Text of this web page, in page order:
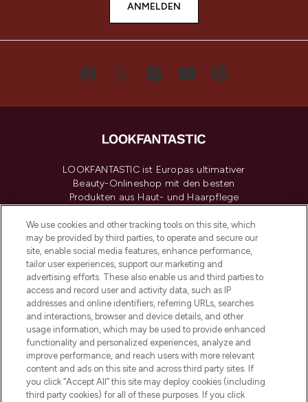
ANMELDEN
LOOKFANTASTIC ist Europas ultimativer
Beauty-Onlineshop mit den besten
Produkten aus Haut- und Haarpflege
renommierten Marken. Shoppe online
oder über die App mit kostenloser
Lieferung ab einem Einkaufswert von 30€.
Cookie-Einwilligung
Do Not Sell or Share My Personal
Information
HILFE & INFORMATION
IMPRESSUM
We use cookies and other tracking tools on this site, which
may be provided by third parties, to operate and secure our
site, enable social media features, enhance performance,
tailor user experiences, support our marketing and
advertising efforts. These also enable us and third parties to
access and record user and activity data, such as IP
addresses and online identifiers, referring URLs, searches
and interactions, browser and device details, and other
usage information, which may be used to provide enhanced
functionality and personalized experiences, analyze and
improve performance, and reach users with more relevant
content and ads on this site and across third party sites. If
you click “Accept All” this site may deploy cookies (including
third party cookies) for all of these purposes. If you click